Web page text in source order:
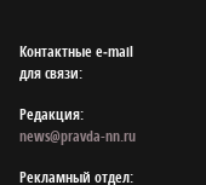
Контактные e‑mail
для связи:
Редакция:
news@pravda-nn.ru
Рекламный отдел: